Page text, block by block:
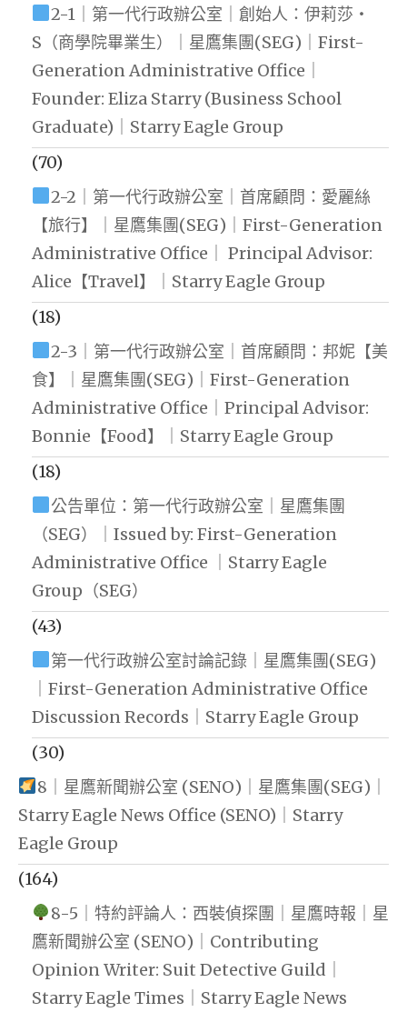
2-1｜第一代行政辦公室｜創始人：伊莉莎・
S（商學院畢業生）｜星鷹集團(SEG)｜First-
Generation Administrative Office｜
Founder: Eliza Starry (Business School
Graduate)｜Starry Eagle Group
(70)
2-2｜第一代行政辦公室｜首席顧問：愛麗絲
【旅行】｜星鷹集團(SEG)｜First-Generation
Administrative Office｜ Principal Advisor:
Alice【Travel】｜Starry Eagle Group
(18)
2-3｜第一代行政辦公室｜首席顧問：邦妮【美
食】｜星鷹集團(SEG)｜First-Generation
Administrative Office｜Principal Advisor:
Bonnie【Food】｜Starry Eagle Group
(18)
公告單位：第一代行政辦公室｜星鷹集團
（SEG）｜Issued by: First-Generation
Administrative Office ｜Starry Eagle
Group（SEG）
(43)
第一代行政辦公室討論記錄｜星鷹集團(SEG)
｜First-Generation Administrative Office
Discussion Records｜Starry Eagle Group
(30)
8｜星鷹新聞辦公室 (SENO)｜星鷹集團(SEG)｜
Starry Eagle News Office (SENO)｜Starry
Eagle Group
(164)
8-5｜特約評論人：西裝偵探團｜星鷹時報｜星
鷹新聞辦公室 (SENO)｜Contributing
Opinion Writer: Suit Detective Guild｜
Starry Eagle Times｜Starry Eagle News